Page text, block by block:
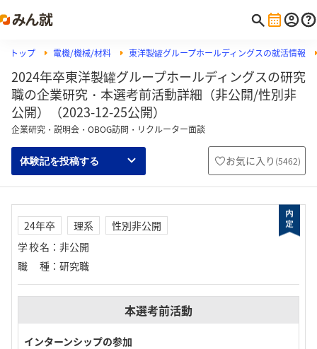
トップ 電機/機械/材料 東洋製罐グループホールディングスの就活情報
2024年卒東洋製罐グループホールディングスの研究
職の企業研究・本選考前活動詳細（非公開/性別非
公開）（2023-12-25公開）
企業研究・説明会・OBOG訪問・リクルーター面談
体験記を投稿する お気に入り (5462)
24年卒 理系
性別非公開
学校名 ： 非公開
職種 ： 研究職
本選考前活動
インターンシップの参加